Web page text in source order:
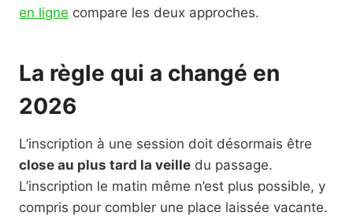
en ligne compare les deux approches.
La règle qui a changé en
2026
L’inscription à une session doit désormais être
close au plus tard la veille du passage.
L’inscription le matin même n’est plus possible, y
compris pour combler une place laissée vacante.